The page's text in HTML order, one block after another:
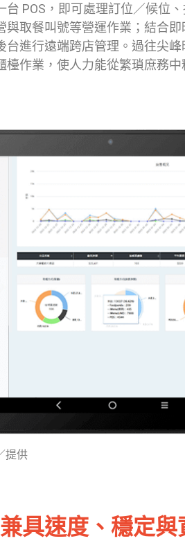
POS，即可處理訂位／候位
與取餐叫號等營運作業；結合
台進行遠端跨店管理。過往尖
檯作業，使人力能從繁瑣庶務
提供
具速度、穩定與